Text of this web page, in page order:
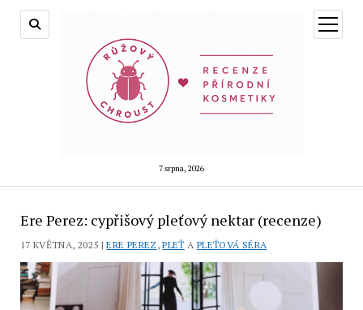
7 srpna, 2026
otevřít
menu
Ere Perez: cypřišový pleťový nektar (recenze)
17 KVĚTNA, 2025 |ERE PEREZ ,PLEŤA PLEŤOVÁ SÉRA